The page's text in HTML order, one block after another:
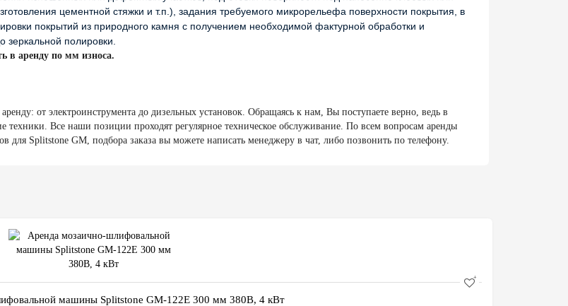
цементной стяжки и т.п.), задания требуемого микрорельефа поверхности покрытия, в
покрытий из природного камня с получением необходимой фактурной обработки и
зеркальной полировки.
в аренду по мм износа.
от электроинструмента до дизельных установок. Обращаясь к нам, Вы поступаете верно, ведь в
техники. Все наши позиции проходят регулярное техническое обслуживание. По всем вопросам аренды
для Splitstone GM, подбора заказа вы можете написать менеджеру в чат, либо позвонить по телефону.
машины Splitstone GM-122E 300 мм 380В, 4 кВт